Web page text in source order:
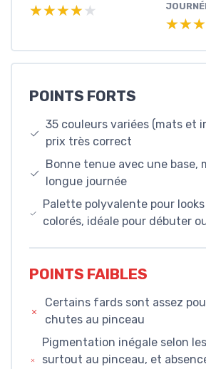
★★★★★
★★★★★
POINTS FORTS
35 couleurs variées (mats et
prix très correct
Bonne tenue avec une base,
longue journée
Palette polyvalente pour
colorés, idéale pour débuter
POINTS FAIBLES
Certains fards sont assez
chutes au pinceau
Pigmentation inégale selon
surtout au pinceau, et